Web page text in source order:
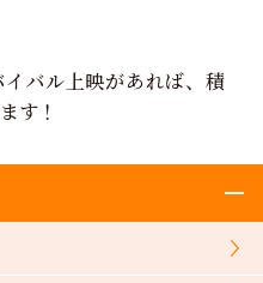
バル上映があれば、積
す！